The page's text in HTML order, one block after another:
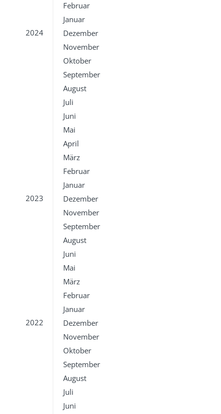
Februar
Januar
2024
Dezember
November
Oktober
September
August
Juli
Juni
Mai
April
März
Februar
Januar
2023
Dezember
November
September
August
Juni
Mai
März
Februar
Januar
2022
Dezember
November
Oktober
September
August
Juli
Juni